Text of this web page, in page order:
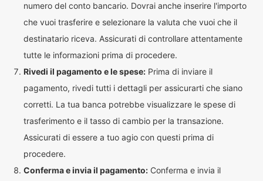
numero del conto bancario. Dovrai anche inserire l'importo
che vuoi trasferire e selezionare la valuta che vuoi che il
destinatario riceva. Assicurati di controllare attentamente
tutte le informazioni prima di procedere.
Rivedi il pagamento e le spese: Prima di inviare il
pagamento, rivedi tutti i dettagli per assicurarti che siano
corretti. La tua banca potrebbe visualizzare le spese di
trasferimento e il tasso di cambio per la transazione.
Assicurati di essere a tuo agio con questi prima di
procedere.
Conferma e invia il pagamento: Conferma e invia il